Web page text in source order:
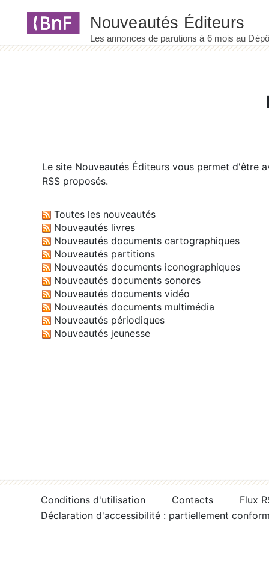
Le site Nouveautés Éditeurs vous permet d'être
RSS proposés.
Toutes les nouveautés
Nouveautés livres
Nouveautés documents cartographiques
Nouveautés partitions
Nouveautés documents iconographiques
Nouveautés documents sonores
Nouveautés documents vidéo
Nouveautés documents multimédia
Nouveautés périodiques
Nouveautés jeunesse
Conditions d'utilisation Contacts
Flux
Déclaration d'accessibilité : partiellement